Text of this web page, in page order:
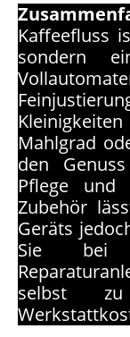
Kaffeefluss
sondern
Mahlgrad
den
Pflege
Zubehör
Geräts
Sie bei
selbst